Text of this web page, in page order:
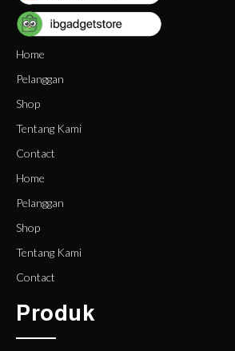
Home
Pelanggan
Shop
Tentang Kami
Contact
Home
Pelanggan
Shop
Tentang Kami
Contact
Produk